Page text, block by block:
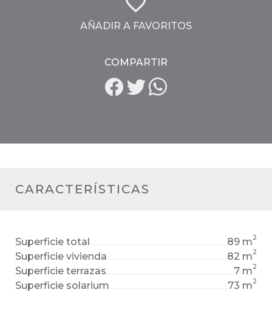
CARACTERÍSTICAS
Superficie total 89 m2
Superficie vivienda 82 m2
Superficie terrazas 7 m2
Superficie solarium 73 m2
AÑADIR A FAVORITOS
COMPARTIR